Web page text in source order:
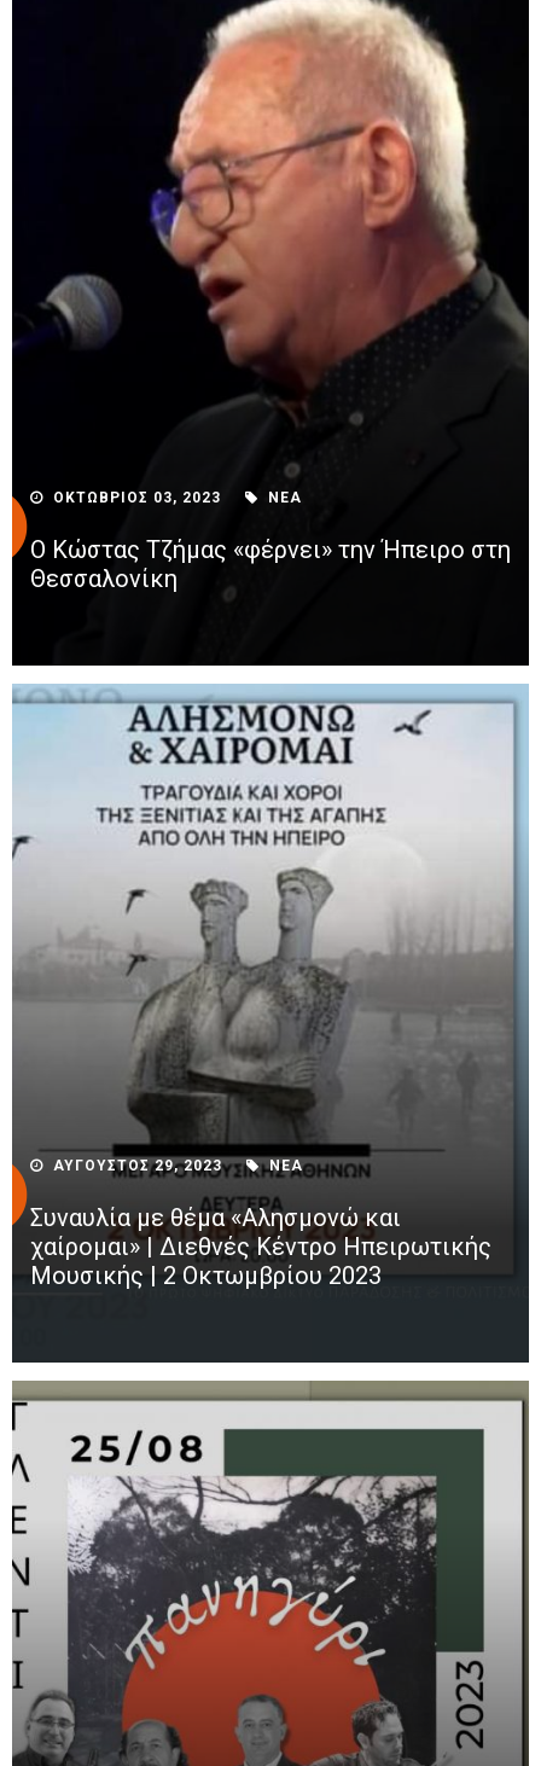
ΟΚΤΩΒΡΙΟΣ 03, 2023 ΝΕΑ
Ο Κώστας Τζήμας «φέρνει» την Ήπειρο στη
Θεσσαλονίκη
ΑΥΓΟΥΣΤΟΣ 29, 2023 ΝΕΑ
Συναυλία με θέμα «Αλησμονώ και
χαίρομαι» | Διεθνές Κέντρο Ηπειρωτικής
Μουσικής | 2 Οκτωμβρίου 2023